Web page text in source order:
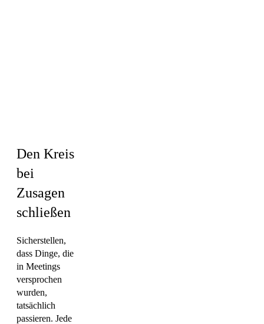
Den Kreis
bei
Zusagen
schließen
Sicherstellen,
dass Dinge, die
in Meetings
versprochen
wurden,
tatsächlich
passieren. Jede